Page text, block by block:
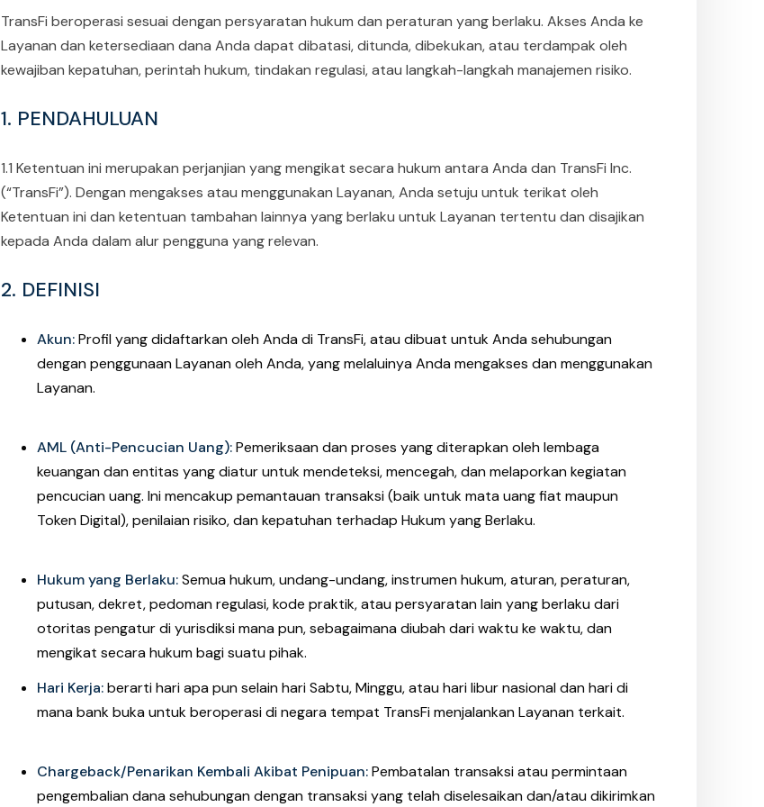
TransFi beroperasi sesuai dengan persyaratan hukum dan peraturan yang berlaku. Akses Anda ke
Layanan dan ketersediaan dana Anda dapat dibatasi, ditunda, dibekukan, atau terdampak oleh
kewajiban kepatuhan, perintah hukum, tindakan regulasi, atau langkah-langkah manajemen risiko.
1. PENDAHULUAN
1.1 Ketentuan ini merupakan perjanjian yang mengikat secara hukum antara Anda dan TransFi Inc.
(“TransFi”). Dengan mengakses atau menggunakan Layanan, Anda setuju untuk terikat oleh
Ketentuan ini dan ketentuan tambahan lainnya yang berlaku untuk Layanan tertentu dan disajikan
kepada Anda dalam alur pengguna yang relevan.
2. DEFINISI
Akun:Profil yang didaftarkan oleh Anda di TransFi, atau dibuat untuk Anda sehubungan
dengan penggunaan Layanan oleh Anda, yang melaluinya Anda mengakses dan menggunakan
Layanan.
AML (Anti-Pencucian Uang):Pemeriksaan dan proses yang diterapkan oleh lembaga
keuangan dan entitas yang diatur untuk mendeteksi, mencegah, dan melaporkan kegiatan
pencucian uang. Ini mencakup pemantauan transaksi (baik untuk mata uang fiat maupun
Token Digital), penilaian risiko, dan kepatuhan terhadap Hukum yang Berlaku.
Hukum yang Berlaku:Semua hukum, undang-undang, instrumen hukum, aturan, peraturan,
putusan, dekret, pedoman regulasi, kode praktik, atau persyaratan lain yang berlaku dari
otoritas pengatur di yurisdiksi mana pun, sebagaimana diubah dari waktu ke waktu, dan
mengikat secara hukum bagi suatu pihak.
Hari Kerja:berarti hari apa pun selain hari Sabtu, Minggu, atau hari libur nasional dan hari di
mana bank buka untuk beroperasi di negara tempat TransFi menjalankan Layanan terkait.
Chargeback/Penarikan Kembali Akibat Penipuan:Pembatalan transaksi atau permintaan
pengembalian dana sehubungan dengan transaksi yang telah diselesaikan dan/atau dikirimkan